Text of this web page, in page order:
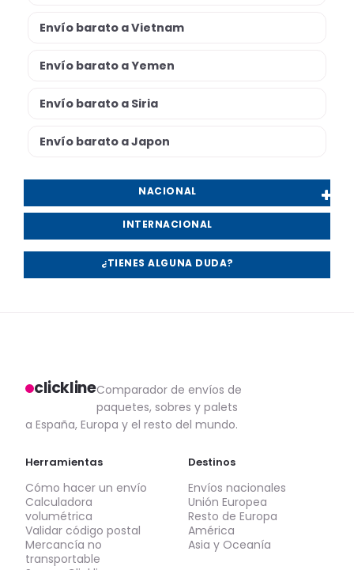
Envío barato a Vietnam
Envío barato a Yemen
Envío barato a Siria
Envío barato a Japon
NACIONAL
INTERNACIONAL
¿TIENES ALGUNA DUDA?
clicklineComparador de envíos de
paquetes, sobres y palets
a España, Europa y el resto del mundo.
Herramientas
Cómo hacer un envío
Calculadora
volumétrica
Validar código postal
Mercancía no
transportable
Destinos
Envíos nacionales
Unión Europea
Resto de Europa
América
Asia y Oceanía